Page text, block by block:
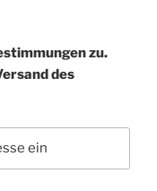
zu.
des